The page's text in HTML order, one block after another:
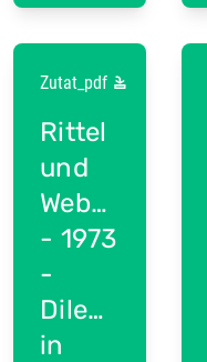
Zutat_pdf
Rittel
und
Webber
- 1973
-
Dilemmas
in